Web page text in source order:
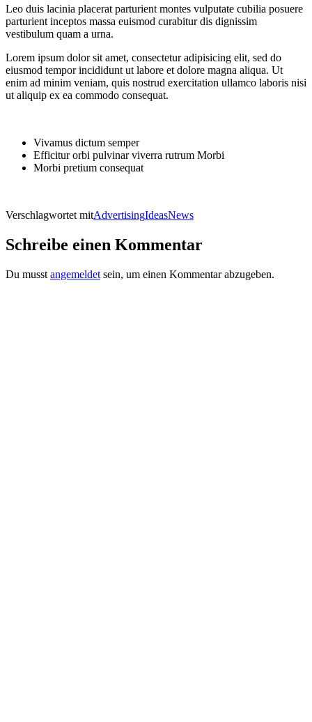
Leo duis lacinia placerat parturient montes vulputate cubilia posuere
parturient inceptos massa euismod curabitur dis dignissim
vestibulum quam a urna.
Lorem ipsum dolor sit amet, consectetur adipisicing elit, sed do
eiusmod tempor incididunt ut labore et dolore magna aliqua. Ut
enim ad minim veniam, quis nostrud exercitation ullamco laboris nisi
ut aliquip ex ea commodo consequat.
Vivamus dictum semper
Efficitur orbi pulvinar viverra rutrum Morbi
Morbi pretium consequat
Verschlagwortet mitAdvertisingIdeasNews
Schreibe einen Kommentar
Du musst angemeldet sein, um einen Kommentar abzugeben.